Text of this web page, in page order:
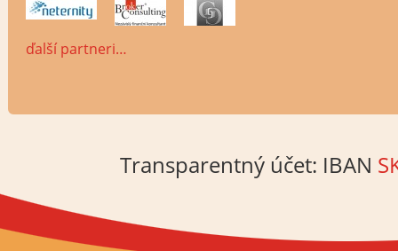
ďalší partneri…
Transparentný účet: IBAN